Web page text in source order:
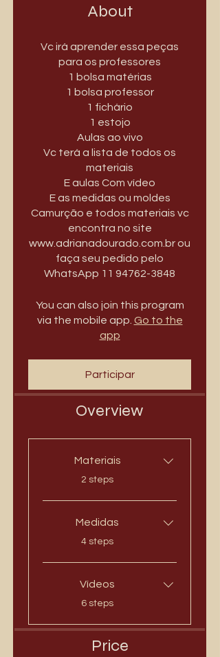
About
Vc irá aprender essa peças
para os professores
1 bolsa matérias
1 bolsa professor
1 fichário
1 estojo
Aulas ao vivo
Vc terá a lista de todos os
materiais
E aulas Com vídeo
E as medidas ou moldes
Camurção e todos materiais vc
encontra no site
www.adrianadourado.com.br ou
faça seu pedido pelo
WhatsApp 11 94762-3848
You can also join this program
via the mobile app. Go to the
app
Participar
Overview
Materiais
.
2 steps
Medidas
.
4 steps
Vídeos
.
6 steps
Price